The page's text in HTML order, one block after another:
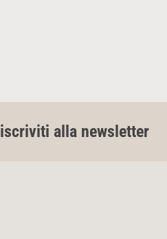
alla newsletter